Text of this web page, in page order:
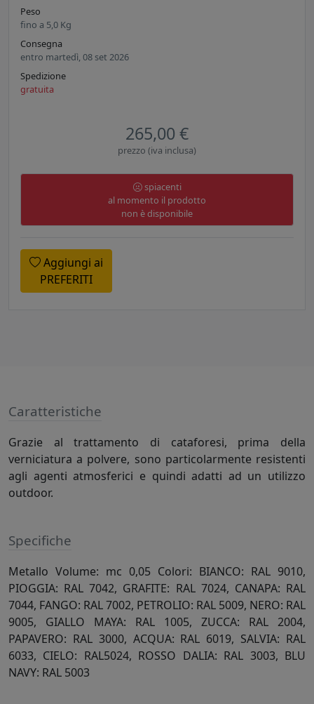
Peso
fino a 5,0 Kg
Consegna
entro martedì, 08 set 2026
Spedizione
gratuita
265,00 €
prezzo (iva inclusa)
spiacenti
al momento il prodotto
non è disponibile
Aggiungi ai
PREFERITI
Caratteristiche
Grazie al trattamento di cataforesi, prima della
verniciatura a polvere, sono particolarmente resistenti
agli agenti atmosferici e quindi adatti ad un utilizzo
outdoor.
Specifiche
Metallo Volume: mc 0,05 Colori: BIANCO: RAL 9010,
PIOGGIA: RAL 7042, GRAFITE: RAL 7024, CANAPA: RAL
7044, FANGO: RAL 7002, PETROLIO: RAL 5009, NERO: RAL
9005, GIALLO MAYA: RAL 1005, ZUCCA: RAL 2004,
PAPAVERO: RAL 3000, ACQUA: RAL 6019, SALVIA: RAL
6033, CIELO: RAL5024, ROSSO DALIA: RAL 3003, BLU
NAVY: RAL 5003